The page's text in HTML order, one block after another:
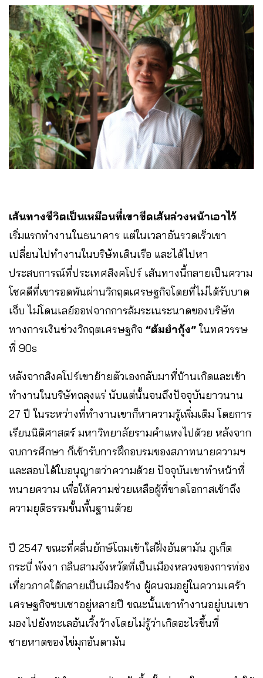
เส้นทางชีวิตเป็นเหมือนที่เขาขีดเส้นล่วงหน้าเอาไว้
เริ่มแรกทำงานในธนาคาร แต่ในเวลาอันรวดเร็วเขา
เปลี่ยนไปทำงานในบริษัทเดินเรือ และได้ไปหา
ประสบการณ์ที่ประเทศสิงคโปร์ เส้นทางนี้กลายเป็นความ
โชคดีที่เขารอดพ้นผ่านวิกฤตเศรษฐกิจโดยที่ไม่ได้รับบาด
เจ็บ ไม่โดนเลย์ออฟจากการล้มระเนระนาดของบริษัท
ทางการเงินช่วงวิกฤตเศรษฐกิจ “ต้มยำกุ้ง”ในทศวรรษ
ที่ 90s
หลังจากสิงคโปร์เขาย้ายตัวเองกลับมาที่บ้านเกิดและเข้า
ทำงานในบริษัทถลุงแร่ นับแต่นั้นจนถึงปัจจุบันยาวนาน
27 ปี ในระหว่างที่ทำงานเขาก็หาความรู้เพิ่มเติม โดยการ
เรียนนิติศาสตร์ มหาวิทยาลัยรามคำแหงไปด้วย หลังจาก
จบการศึกษา ก็เข้ารับการฝึกอบรมของสภาทนายความฯ
และสอบได้ใบอนุญาตว่าความด้วย ปัจจุบันเขาทำหน้าที่
ทนายความ เพื่อให้ความช่วยเหลือผู้ที่ขาดโอกาสเข้าถึง
ความยุติธรรมขั้นพื้นฐานด้วย
ปี 2547 ขณะที่คลื่นยักษ์โถมเข้าใส่ฝั่งอันดามัน ภูเก็ต
กระบี่ พังงา กลืนสามจังหวัดที่เป็นเมืองหลวงของการท่อง
เที่ยวภาคใต้กลายเป็นเมืองร้าง ผู้คนจมอยู่ในความเศร้า
เศรษฐกิจซบเซาอยู่หลายปี ขณะนั้นเขาทำงานอยู่บนเขา
มองไปยังทะเลอันเวิ้งว้างโดยไม่รู้ว่าเกิดอะไรขึ้นที่
ชายหาดของไข่มุกอันดามัน